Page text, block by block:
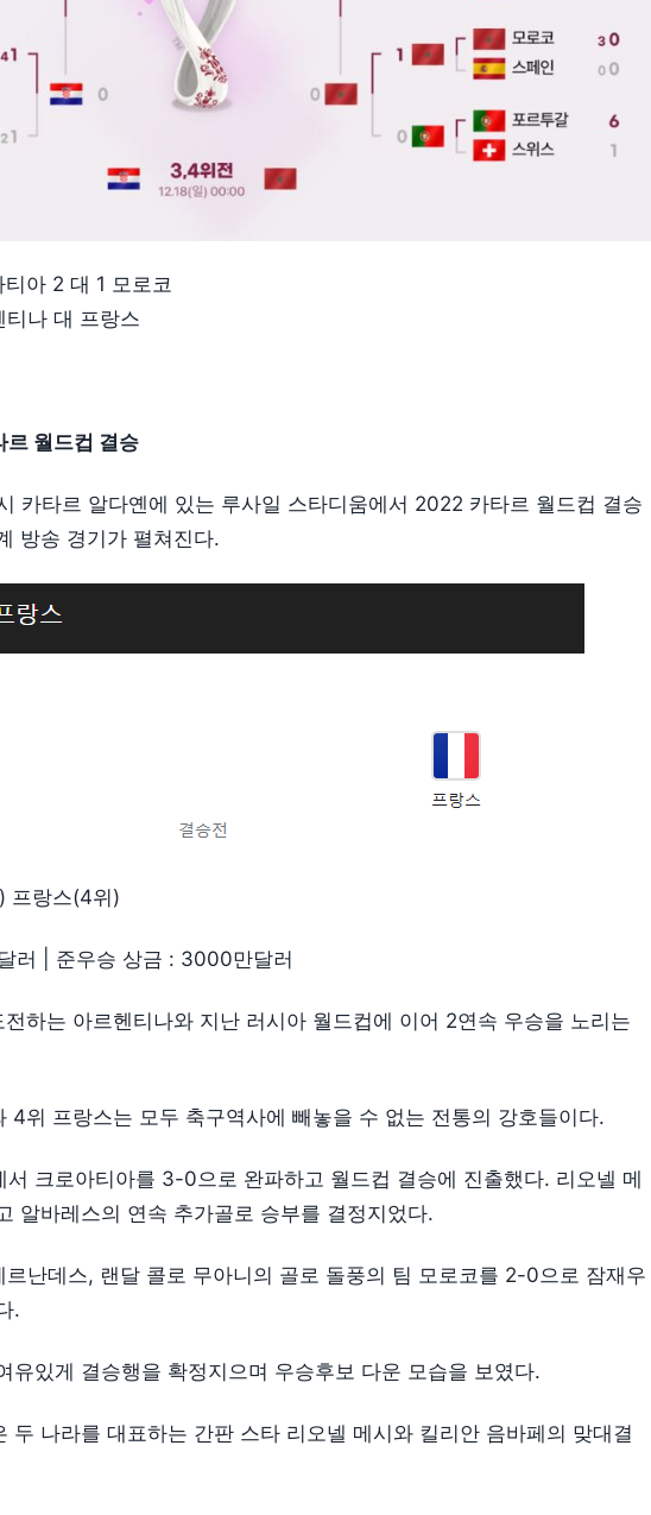
아 2 대 1 모로코
나 대 프랑스
르 월드컵 결승
카타르 알다옌에 있는 루사일 스타디움에서 2022 카타르 월드컵 결승
방송 경기가 펼쳐진다.
프랑스(4위)
러 | 준우승 상금 : 3000만달러
하는 아르헨티나와 지난 러시아 월드컵에 이어 2연속 우승을 노리는
4위 프랑스는 모두 축구역사에 빼놓을 수 없는 전통의 강호들이다.
서 크로아티아를 3-0으로 완파하고 월드컵 결승에 진출했다. 리오넬 메
알바레스의 연속 추가골로 승부를 결정지었다.
난데스, 랜달 콜로 무아니의 골로 돌풍의 팀 모로코를 2-0으로 잠재우
.
유있게 결승행을 확정지으며 우승후보 다운 모습을 보였다.
두 나라를 대표하는 간판 스타 리오넬 메시와 킬리안 음바페의 맞대결